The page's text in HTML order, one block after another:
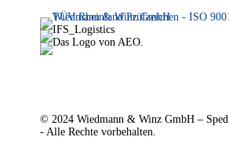
© 2024 Wiedmann & Winz GmbH –
- Alle Rechte vorbehalten.